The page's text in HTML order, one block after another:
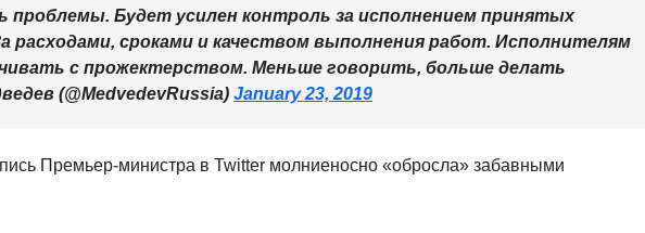
проблемы. Будет усилен контроль за исполнением принятых
расходами, сроками и качеством выполнения работ. Исполнителям
с прожектерством. Меньше говорить, больше делать
(@MedvedevRussia) January 23, 2019
Премьер-министра в Twitter молниеносно «обросла» забавными